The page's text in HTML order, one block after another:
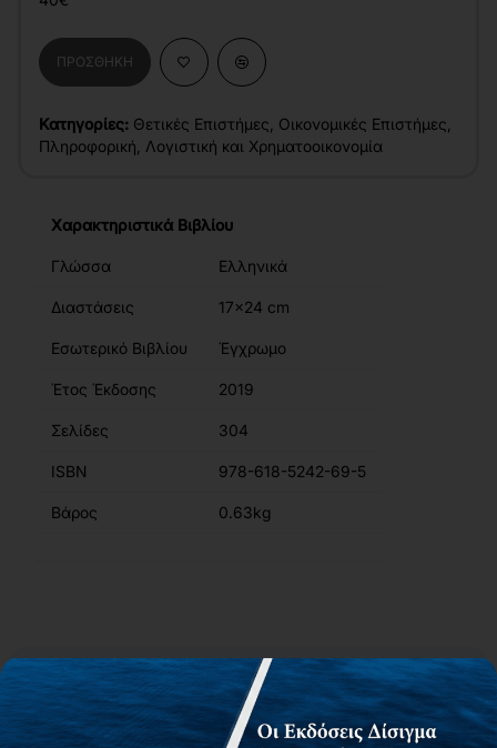
ΠΡΟΣΘΉΚΗ
Κατηγορίες: Θετικές Επιστήμες Οικονομικές Επιστήμες
Πληροφορική Λογιστική και Χρηματοοικονομία
Χαρακτηριστικά Βιβλίου
Γλώσσα Ελληνικά
Διαστάσεις 17x24 cm
Εσωτερικό Βιβλίου Έγχρωμο
Έτος Έκδοσης 2019
Σελίδες 304
ISBN 978-618-5242-69-5
Βάρος 0.63kg
Περιγραφή Περιεχόμενα Συγγραφείς
Αίτημα για δωρεάν αντίτυπο